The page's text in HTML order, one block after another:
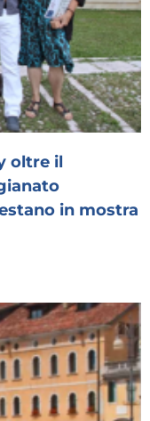
oltre il
in mostra